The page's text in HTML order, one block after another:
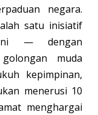
negara.
satu inisiatif
ini — dengan
muda
kepimpinan,
menerusi 10
menghargai